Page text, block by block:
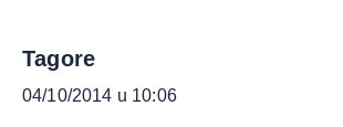
Tagore
04/10/2014 u 10:06